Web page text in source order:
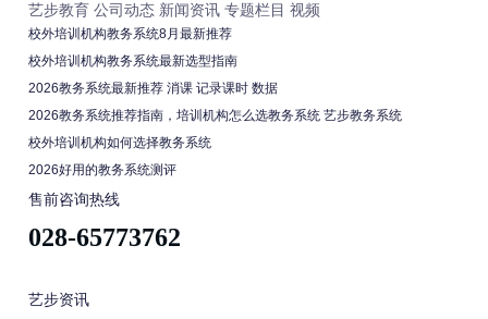
艺步教育 公司动态 新闻资讯 专题栏目 视频
校外培训机构教务系统8月最新推荐
校外培训机构教务系统最新选型指南
2026教务系统最新推荐 消课 记录课时 数据
2026教务系统推荐指南，培训机构怎么选教务系统 艺步教务系统
校外培训机构如何选择教务系统
2026好用的教务系统测评
售前咨询热线
028-65773762
艺步资讯